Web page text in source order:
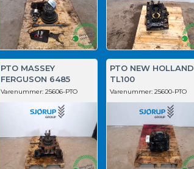
PTO MASSEY
FERGUSON 6485
Varenummer: 25606-PTO
PTO NEW HOLLAND
TL100
Varenummer: 25600-PTO